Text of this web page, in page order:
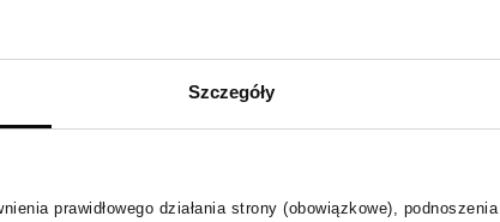
Szczegóły
prawidłowego działania strony (obowiązkowe),